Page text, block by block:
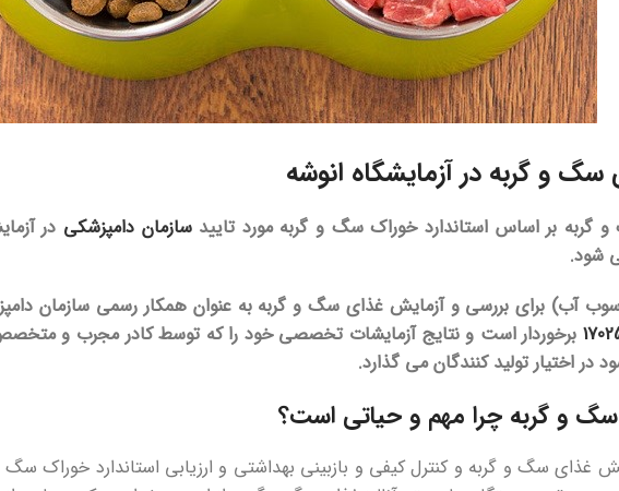
و گربه در آزمایشگاه انوشه
بر اساس استاندارد خوراک سگ و گربه مورد تاییدسازمان دامپزشکی در
شود.
آب) برای بررسی و آزمایش غذای سگ و گربه به عنوان همکار رسمی سازمان
برخوردار است و نتایج آزمایشات تخصصی خود را که توسط کادر مجرب و
در اختیار تولید کنندگان می گذارد.
و گربه چرا مهم و حیاتی است؟
غذای سگ و گربه و کنترل کیفی و بازبینی بهداشتی و ارزیابی استاندارد خوراک